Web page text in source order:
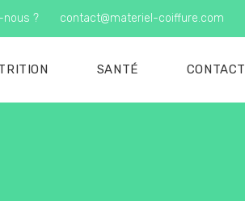
nous ? contact@materiel-coiffure.com
SANTÉ CONTACT